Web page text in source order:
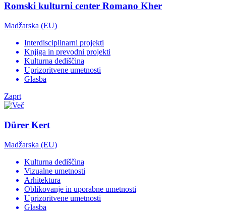
Romski kulturni center Romano Kher
Madžarska (EU)
Interdisciplinarni projekti
Knjiga in prevodni projekti
Kulturna dediščina
Uprizoritvene umetnosti
Glasba
Zaprt
Dürer Kert
Madžarska (EU)
Kulturna dediščina
Vizualne umetnosti
Arhitektura
Oblikovanje in uporabne umetnosti
Uprizoritvene umetnosti
Glasba